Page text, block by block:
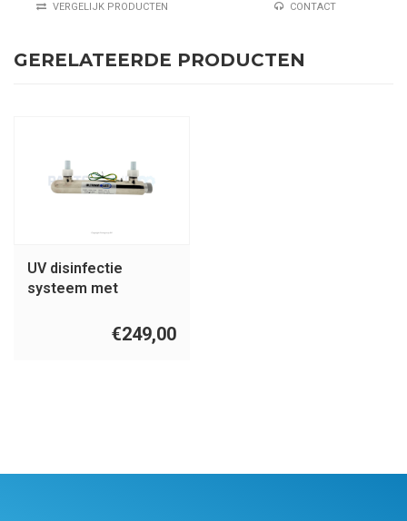
VERGELIJK PRODUCTEN CONTACT
GERELATEERDE PRODUCTEN
UV disinfectie
systeem met
€249,00